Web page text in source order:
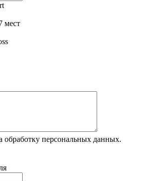
мест
обработку персональных данных.